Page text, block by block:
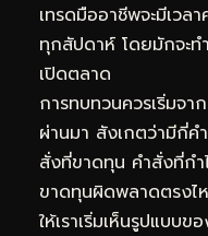
เทรดมืออาชีพจะมีเว
ทุกสัปดาห์ โดยมักจะท
เปิดตลาด
การทบทวนควรเริ่มจ
ผ่านมา สังเกตว่ามีกี่ค
สั่งที่ขาดทุน คำสั่งที่กำ
ขาดทุนผิดพลาดตรงไ
ให้เราเริ่มเห็นรูปแบบข